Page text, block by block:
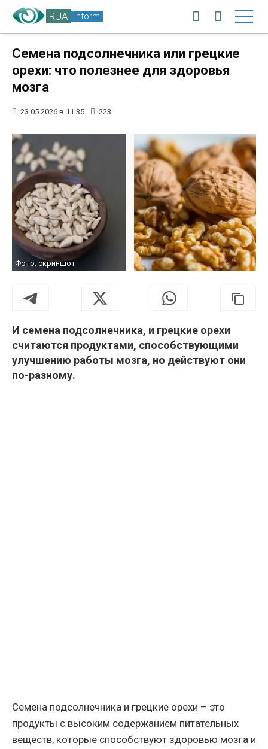
RUA inform
Семена подсолнечника или грецкие
орехи: что полезнее для здоровья
мозга
23.05.2026 в 11:35 223
Фото: скриншот
И семена подсолнечника, и грецкие орехи
считаются продуктами, способствующими
улучшению работы мозга, но действуют они
по-разному.
Семена подсолнечника и грецкие орехи – это
продукты с высоким содержанием питательных
веществ, которые способствуют здоровью мозга и